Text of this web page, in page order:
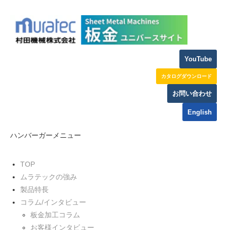
YouTube
カタログダウンロード
お問い合わせ
English
ハンバーガーメニュー
TOP
ムラテックの強み
製品特長
コラム/インタビュー
板金加工コラム
お客様インタビュー